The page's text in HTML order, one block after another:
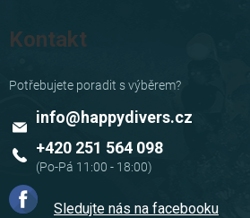
Kontakt
info@happydivers.cz
+420 251 564 098
Sledujte nás na facebooku